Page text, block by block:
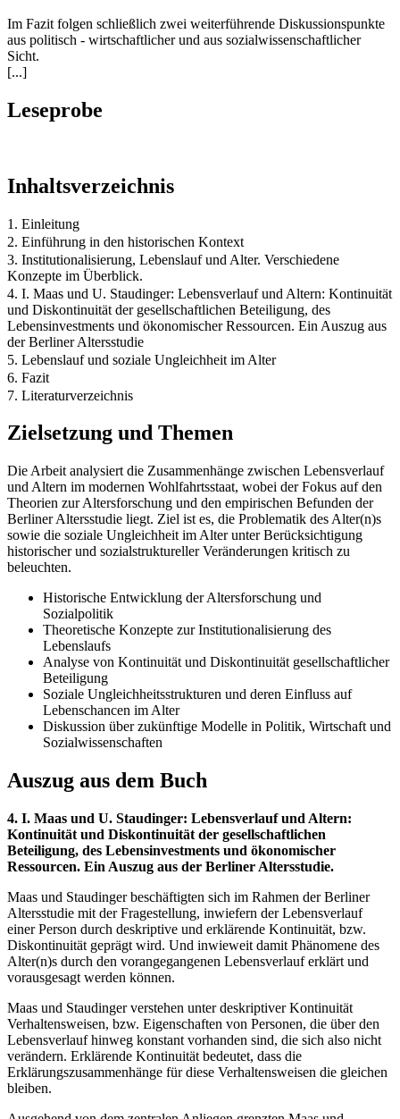
Im Fazit folgen schließlich zwei weiterführende Diskussionspunkte
aus politisch - wirtschaftlicher und aus sozialwissenschaftlicher
Sicht.
[...]
Leseprobe
Inhaltsverzeichnis
1. Einleitung
2. Einführung in den historischen Kontext
3. Institutionalisierung, Lebenslauf und Alter. Verschiedene
Konzepte im Überblick.
4. I. Maas und U. Staudinger: Lebensverlauf und Altern: Kontinuität
und Diskontinuität der gesellschaftlichen Beteiligung, des
Lebensinvestments und ökonomischer Ressourcen. Ein Auszug aus
der Berliner Altersstudie
5. Lebenslauf und soziale Ungleichheit im Alter
6. Fazit
7. Literaturverzeichnis
Zielsetzung und Themen
Die Arbeit analysiert die Zusammenhänge zwischen Lebensverlauf
und Altern im modernen Wohlfahrtsstaat, wobei der Fokus auf den
Theorien zur Altersforschung und den empirischen Befunden der
Berliner Altersstudie liegt. Ziel ist es, die Problematik des Alter(n)s
sowie die soziale Ungleichheit im Alter unter Berücksichtigung
historischer und sozialstruktureller Veränderungen kritisch zu
beleuchten.
Historische Entwicklung der Altersforschung und
Sozialpolitik
Theoretische Konzepte zur Institutionalisierung des
Lebenslaufs
Analyse von Kontinuität und Diskontinuität gesellschaftlicher
Beteiligung
Soziale Ungleichheitsstrukturen und deren Einfluss auf
Lebenschancen im Alter
Diskussion über zukünftige Modelle in Politik, Wirtschaft und
Sozialwissenschaften
Auszug aus dem Buch
4. I. Maas und U. Staudinger: Lebensverlauf und Altern:
Kontinuität und Diskontinuität der gesellschaftlichen
Beteiligung, des Lebensinvestments und ökonomischer
Ressourcen. Ein Auszug aus der Berliner Altersstudie.
Maas und Staudinger beschäftigten sich im Rahmen der Berliner
Altersstudie mit der Fragestellung, inwiefern der Lebensverlauf
einer Person durch deskriptive und erklärende Kontinuität, bzw.
Diskontinuität geprägt wird. Und inwieweit damit Phänomene des
Alter(n)s durch den vorangegangenen Lebensverlauf erklärt und
vorausgesagt werden können.
Maas und Staudinger verstehen unter deskriptiver Kontinuität
Verhaltensweisen, bzw. Eigenschaften von Personen, die über den
Lebensverlauf hinweg konstant vorhanden sind, die sich also nicht
verändern. Erklärende Kontinuität bedeutet, dass die
Erklärungszusammenhänge für diese Verhaltensweisen die gleichen
bleiben.